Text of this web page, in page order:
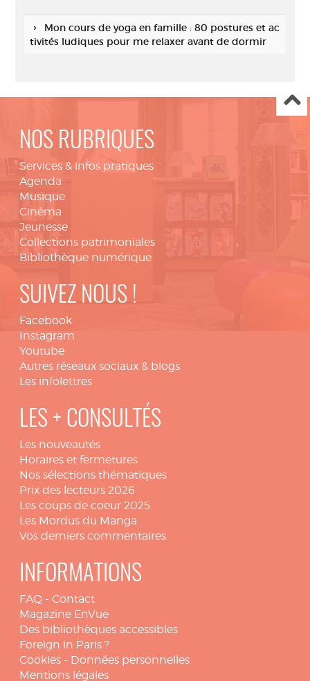
Mon cours de yoga en famille : 80 postures et ac
tivités ludiques pour me relaxer avant de dormir
NOS RUBRIQUES
Services & infos pratiques
Agenda
Musique
Cinéma
Jeunesse
Collections patrimoniales
Bibliothèque numérique
SUIVEZ NOUS !
Facebook
Instagram
Youtube
Autres réseaux sociaux & blogs
Les infolettres
LES + CONSULTÉS
Les nouveautés
Horaires et fermetures
Nos sélections thématiques
Prix des lecteurs 2026
Les coups de coeur 2025
Les Mordus du Manga
Vos derniers commentaires
INFORMATIONS
FAQ - Contact
Magazine EnVue
Des bibliothèques accessibles
Foreign in Paris ?
Cookies - Données personnelles
Mentions légales